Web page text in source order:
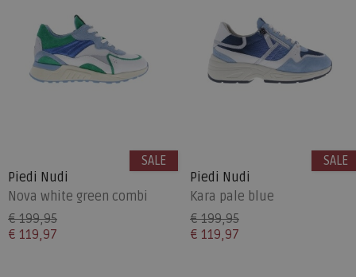
Piedi Nudi
Nova white green combi
€ 199,95
€ 119,97
SALE
Piedi Nudi
Kara pale blue
€ 199,95
€ 119,97
SALE